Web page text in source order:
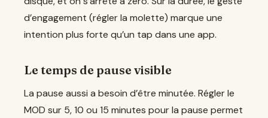
d’engagement (régler la molette) marque une
intention plus forte qu’un tap dans une app.
Le temps de pause visible
La pause aussi a besoin d’être minutée. Régler le
MOD sur 5, 10 ou 15 minutes pour la pause permet